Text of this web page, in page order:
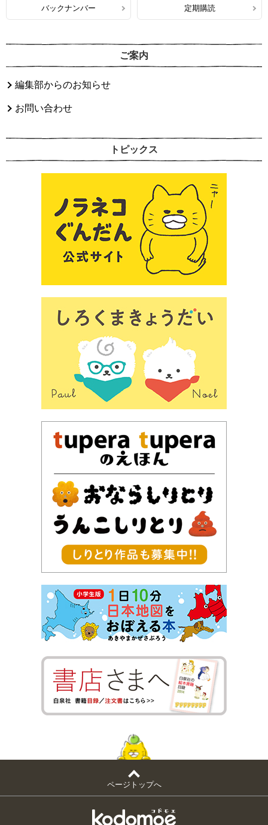
バックナンバー 定期購読
ご案内
編集部からのお知らせ
お問い合わせ
トピックス
ページトップへ